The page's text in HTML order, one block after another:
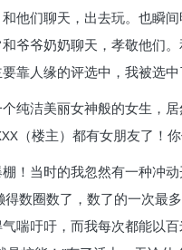
他们聊天，出去玩。也瞬
爷爷奶奶聊天，孝敬他们
靠人缘的评选中，我被选
纯洁美丽女神般的女生，
（楼主）都有女朋友了！
！当时的我忽然有一种冲
数圈数了，数了的一次最
喘吁吁，而我每次都能以